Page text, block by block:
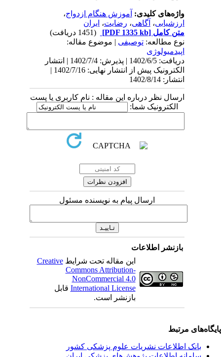
واژه‌های کلیدی:آموزش هنگام ازدواج ،
ارزشیابی،آگاهی،رضایت،ایران
متن کامل[PDF 1335 kb]
نوع مطالعه:توصیفی| موضوع مقاله:
اپیدمیولوژی
دریافت: 1402/6/5 | پذیرش: 1402/7/4 | انتشار
الکترونیک پیش از انتشار نهایی: 1402/7/16 |
انتشار: 1402/8/14
ارسال نظر درباره این مقاله : نام کاربری یا پست
الکترونیک شما:
ارسال پیام به نویسنده مسئول
بازنشر اطلاعات
این مقاله تحت شرایطCreative
Commons Attribution-
NonCommercial 4.0
International Licenseقابل
بازنشر است.
مرتبط
بانک اطلاعات نشریات علوم پزشکی کشور